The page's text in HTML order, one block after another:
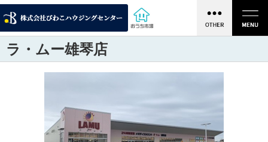
ラ・ムー雄琴店